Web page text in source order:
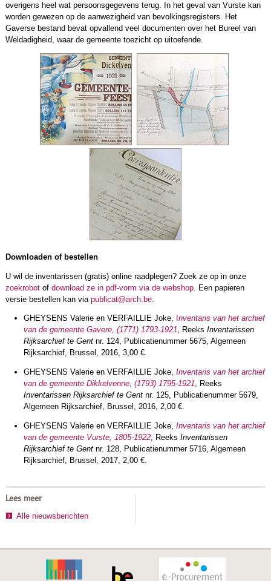
overigens heel wat persoonsgegevens terug. In het geval van Vurste kan
worden gewezen op de aanwezigheid van bevolkingsregisters. Het
Gaverse bestand bevat opvallend veel documenten over het Bureel van
Weldadigheid, waar de gemeente toezicht op uitoefende.
Downloaden of bestellen
U wil de inventarissen (gratis) online raadplegen? Zoek ze op in onze
zoekrobotof download ze in pdf-vorm via de webshop. Een papieren
versie bestellen kan via publicat@arch.be.
GHEYSENS Valerie en VERFAILLIE Joke, nventaris van het archief
van de gemeente Gavere, (1771) 1793-1921, Reeks Inventarissen
Rijksarchief te Gentnr. 124, Publicatienummer 5675, Algemeen
Rijksarchief, Brussel, 2016, 3,00 €.
GHEYSENS Valerie en VERFAILLIE Joke, Inventaris van het archief
van de gemeente Dikkelvenne, (1793) 1795-1921, Reeks
Inventarissen Rijksarchief te Gentnr. 125, Publicatienummer 5679,
Algemeen Rijksarchief, Brussel, 2016, 2,00 €.
GHEYSENS Valerie en VERFAILLIE Joke, Inventaris van het archief
van de gemeente Vurste, 1805-1922, Reeks Inventarissen
Rijksarchief te Gentnr. 128, Publicatienummer 5716, Algemeen
Rijksarchief, Brussel, 2017, 2,00 €.
Lees meer
Alle nieuwsberichten